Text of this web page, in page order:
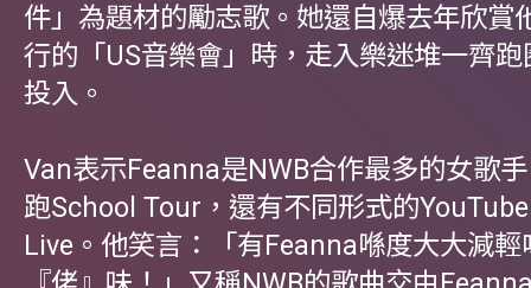
件」為題材的勵志歌。她還自爆去年欣賞
行的「US音樂會」時，走入樂迷堆一齊
投入。
Van表示Feanna是NWB合作最多的女歌
跑School Tour，還有不同形式的
Live。他笑言：「有Feanna喺度大大減輕